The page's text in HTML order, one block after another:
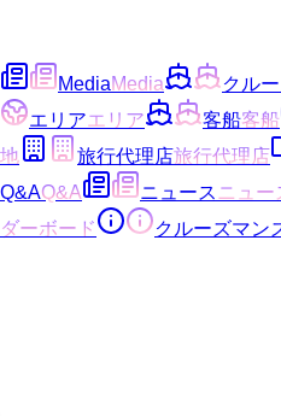
MediaMedia クル
エリアエリア 客船客船
地
旅行代理店旅行代理店
Q&AQ&A ニュース ニュー
ダーボード
クルーズマン